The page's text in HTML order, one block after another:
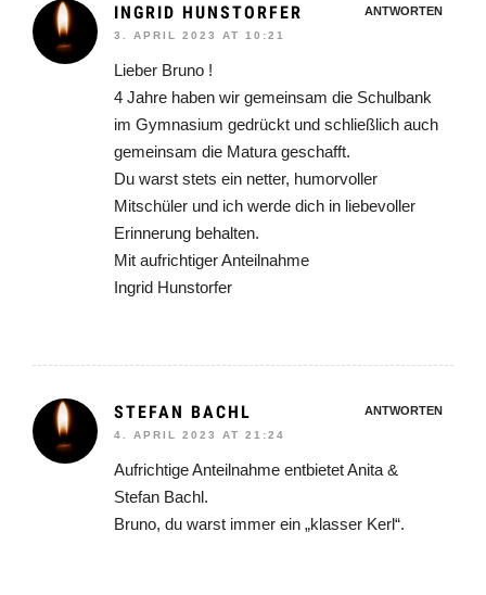
INGRID HUNSTORFER
3. APRIL 2023 AT 10:21
ANTWORTEN
Lieber Bruno !
4 Jahre haben wir gemeinsam die Schulbank
im Gymnasium gedrückt und schließlich auch
gemeinsam die Matura geschafft.
Du warst stets ein netter, humorvoller
Mitschüler und ich werde dich in liebevoller
Erinnerung behalten.
Mit aufrichtiger Anteilnahme
Ingrid Hunstorfer
STEFAN BACHL
4. APRIL 2023 AT 21:24
ANTWORTEN
Aufrichtige Anteilnahme entbietet Anita &
Stefan Bachl.
Bruno, du warst immer ein „klasser Kerl“.